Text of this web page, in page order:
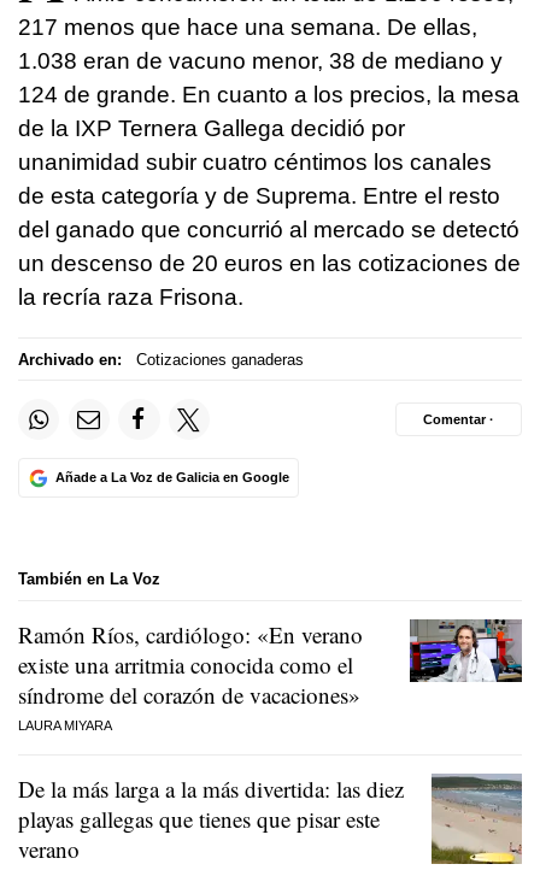
217 menos que hace una semana. De ellas,
1.038 eran de vacuno menor, 38 de mediano y
124 de grande. En cuanto a los precios, la mesa
de la IXP Ternera Gallega decidió por
unanimidad subir cuatro céntimos los canales
de esta categoría y de Suprema. Entre el resto
del ganado que concurrió al mercado se detectó
un descenso de 20 euros en las cotizaciones de
la recría raza Frisona.
Archivado en: Cotizaciones ganaderas
Añade a La Voz de Galicia en Google
Comentar ·
También en La Voz
Ramón Ríos, cardiólogo: «En verano
existe una arritmia conocida como el
síndrome del corazón de vacaciones»
LAURA MIYARA
De la más larga a la más divertida: las diez
playas gallegas que tienes que pisar este
verano